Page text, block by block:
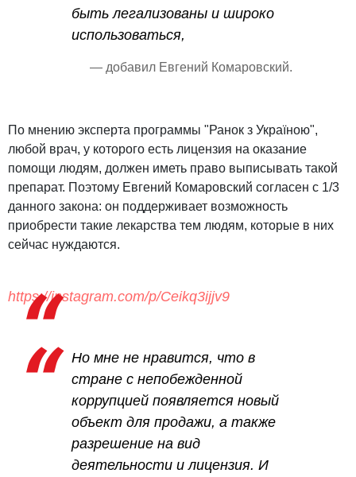
быть легализованы и широко
использоваться,
— добавил Евгений Комаровский.
По мнению эксперта программы "Ранок з Україною",
любой врач, у которого есть лицензия на оказание
помощи людям, должен иметь право выписывать такой
препарат. Поэтому Евгений Комаровский согласен с 1/3
данного закона: он поддерживает возможность
приобрести такие лекарства тем людям, которые в них
сейчас нуждаются.
https://instagram.com/p/Ceikq3ijjv9
Но мне не нравится, что в
стране с непобежденной
коррупцией появляется новый
объект для продажи, а также
разрешение на вид
деятельности и лицензия. И